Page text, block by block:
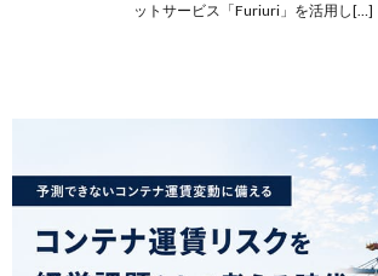
ットサービス「Furiuri」を活用し[…]